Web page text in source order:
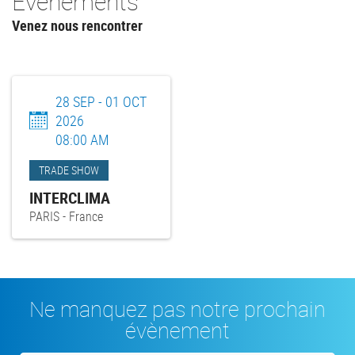
Venez nous rencontrer
28 SEP - 01 OCT
2026
08:00 AM
TRADE SHOW
INTERCLIMA
PARIS- France
Ne manquez pas notre prochain
évènement